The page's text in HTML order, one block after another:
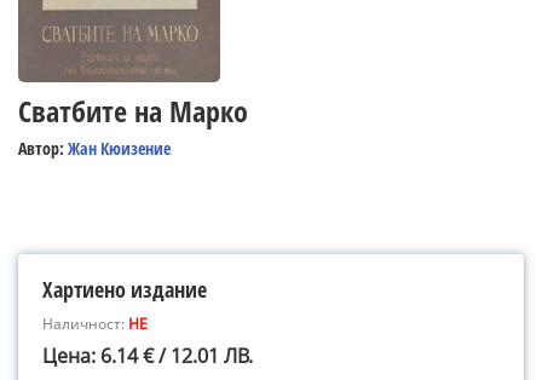
Сватбите на Марко
Автор: Жан Кюизение
Хартиено издание
Наличност: НЕ
Цена: 6.14 € / 12.01 ЛВ.